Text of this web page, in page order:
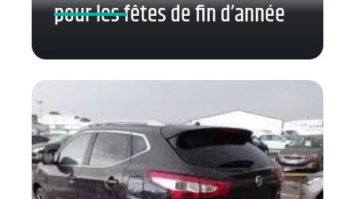
pour les fêtes de fin d’année